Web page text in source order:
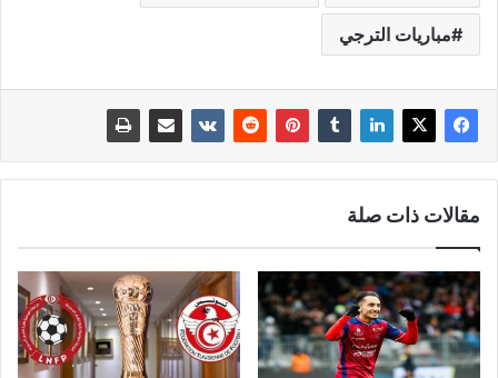
مباريات الترجي
مقالات ذات صلة